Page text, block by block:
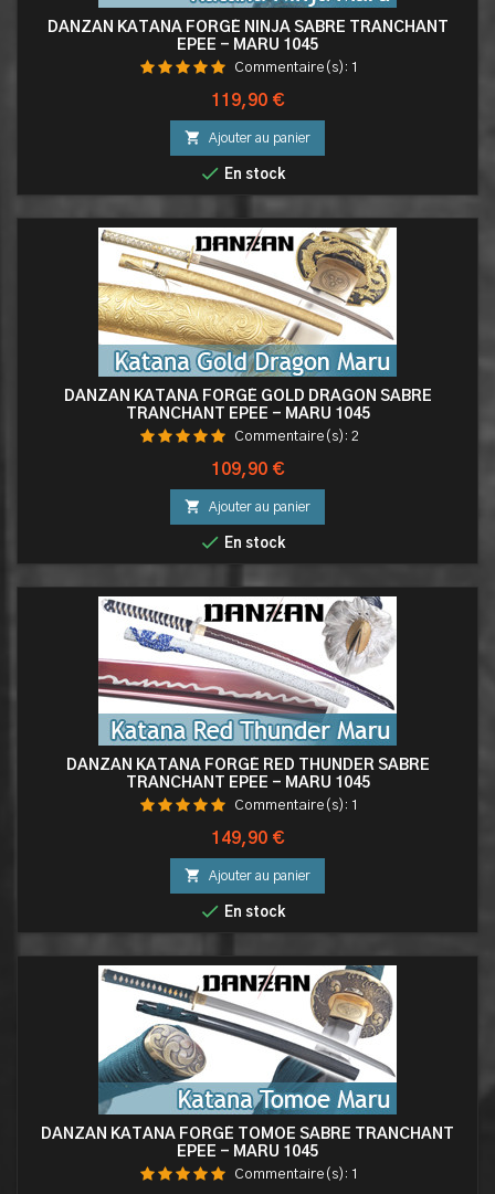
DANZAN KATANA FORGÉ NINJA SABRE TRANCHANT
EPEE - MARU 1045
Commentaire(s): 1
Prix
119,90 €
 Ajouter au panier
 En stock
DANZAN KATANA FORGÉ GOLD DRAGON SABRE
TRANCHANT EPEE - MARU 1045
Commentaire(s): 2
Prix
109,90 €
 Ajouter au panier
 En stock
DANZAN KATANA FORGÉ RED THUNDER SABRE
TRANCHANT EPEE - MARU 1045
Commentaire(s): 1
Prix
149,90 €
 Ajouter au panier
 En stock
DANZAN KATANA FORGÉ TOMOE SABRE TRANCHANT
EPEE - MARU 1045
Commentaire(s): 1